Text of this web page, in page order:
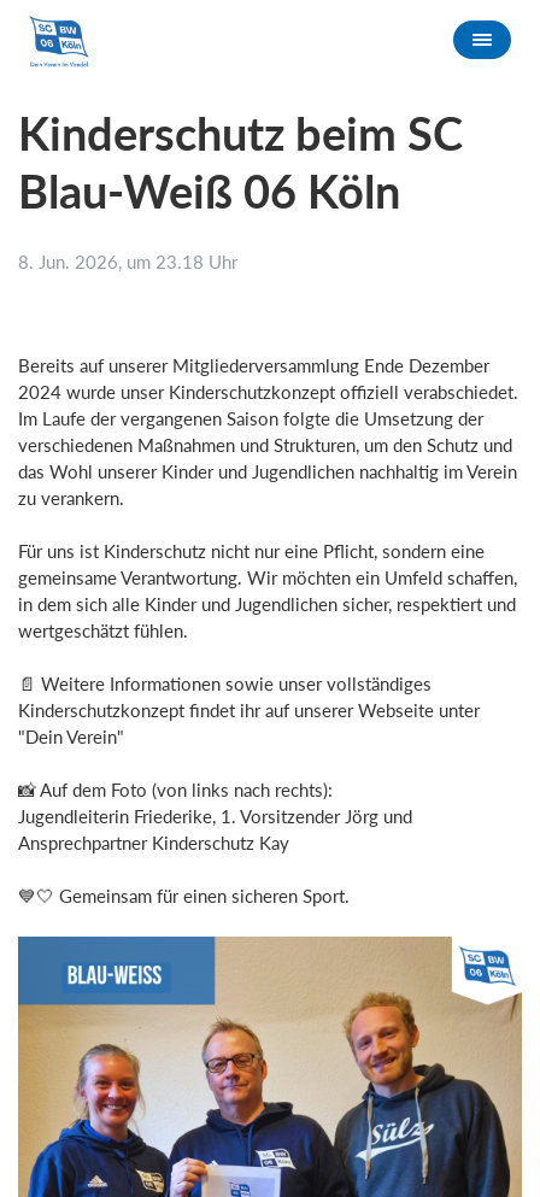
Kinderschutz beim SC
Blau-Weiß 06 Köln
8. Jun. 2026, um 23.18 Uhr
Bereits auf unserer Mitgliederversammlung Ende Dezember
2024 wurde unser Kinderschutzkonzept offiziell verabschiedet.
Im Laufe der vergangenen Saison folgte die Umsetzung der
verschiedenen Maßnahmen und Strukturen, um den Schutz und
das Wohl unserer Kinder und Jugendlichen nachhaltig im Verein
zu verankern.
Für uns ist Kinderschutz nicht nur eine Pflicht, sondern eine
gemeinsame Verantwortung. Wir möchten ein Umfeld schaffen,
in dem sich alle Kinder und Jugendlichen sicher, respektiert und
wertgeschätzt fühlen.
📄 Weitere Informationen sowie unser vollständiges
Kinderschutzkonzept findet ihr auf unserer Webseite unter
"Dein Verein"
📸 Auf dem Foto (von links nach rechts):
Jugendleiterin Friederike, 1. Vorsitzender Jörg und
Ansprechpartner Kinderschutz Kay
💙🤍 Gemeinsam für einen sicheren Sport.